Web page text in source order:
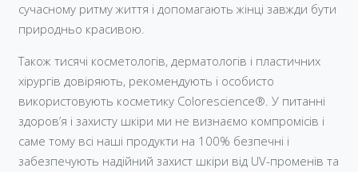
сучасному ритму життя і допомагають жінці завжди бути
природньо красивою.
Також тисячі косметологів, дерматологів і пластичних
хірургів довіряють, рекомендують і особисто
використовують косметику Colorescience®. У питанні
здоров’я і захисту шкіри ми не визнаємо компромісів і
саме тому всі наші продукти на 100% безпечні і
забезпечують надійний захист шкіри від UV-променів та